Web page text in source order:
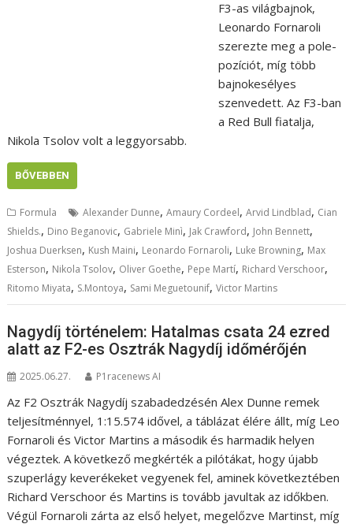
F3-as világbajnok,
Leonardo Fornaroli
szerezte meg a pole-
pozíciót, míg több
bajnokesélyes
szenvedett. Az F3-ban
a Red Bull fiatalja,
Nikola Tsolov volt a leggyorsabb.
BŐVEBBEN
Formula Alexander Dunne,Amaury Cordeel,Arvid Lindblad, Cian
Shields., Dino Beganovic, Gabriele Minì, Jak Crawford, John Bennett,
Joshua Duerksen, Kush Maini, Leonardo Fornaroli, Luke Browning, Max
Esterson, Nikola Tsolov, Oliver Goethe, Pepe Martí, Richard Verschoor,
Ritomo Miyata, S.Montoya, Sami Meguetounif,Victor Martins
Nagydíj történelem: Hatalmas csata 24 ezred
alatt az F2-es Osztrák Nagydíj időmérőjén
2025.06.27. P1racenews AI
Az F2 Osztrák Nagydíj szabadedzésén Alex Dunne remek
teljesítménnyel, 1:15.574 idővel, a táblázat élére állt, míg Leo
Fornaroli és Victor Martins a második és harmadik helyen
végeztek. A következő megkérték a pilótákat, hogy újabb
szuperlágy keverékeket vegyenek fel, aminek következtében
Richard Verschoor és Martins is tovább javultak az időkben.
Végül Fornaroli zárta az első helyet, megelőzve Martinst, míg